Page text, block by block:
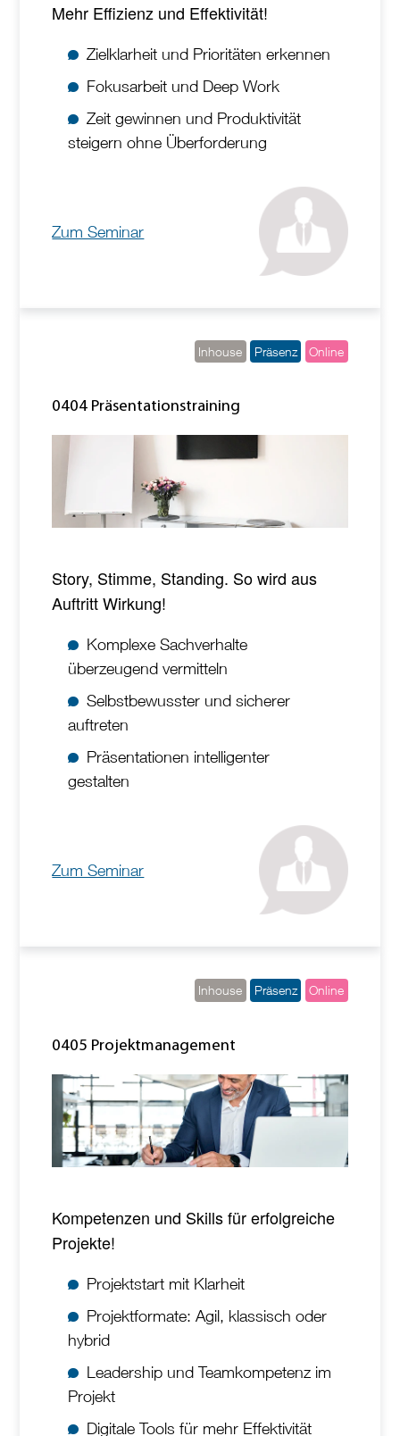
Mehr Effizienz und Effektivität!
Zielklarheit und Prioritäten erkennen
Fokusarbeit und Deep Work
Zeit gewinnen und Produktivität
steigern ohne Überforderung
Zum Seminar
Inhouse Präsenz Online
0404 Präsentationstraining
Story, Stimme, Standing. So wird aus
Auftritt Wirkung!
Komplexe Sachverhalte
überzeugend vermitteln
Selbstbewusster und sicherer
auftreten
Präsentationen intelligenter
gestalten
Zum Seminar
Inhouse Präsenz Online
0405 Projektmanagement
Kompetenzen und Skills für erfolgreiche
Projekte!
Projektstart mit Klarheit
Projektformate: Agil, klassisch oder
hybrid
Leadership und Teamkompetenz im
Projekt
Digitale Tools für mehr Effektivität